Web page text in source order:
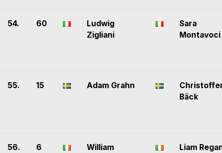
54. 60
Ludwig
Zigliani
Sara
Montavoci
55. 15 Adam Grahn
Bäck
56. 6
William
Liam